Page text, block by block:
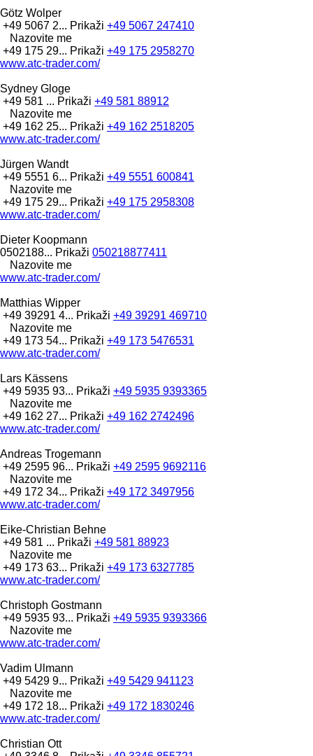
Götz Wolper
+49 5067 2... Prikaži +49 5067 247410
Nazovite me
+49 175 29... Prikaži +49 175 2958270
www.atc-trader.com/
Sydney Gloge
+49 581 ... Prikaži +49 581 88912
Nazovite me
+49 162 25... Prikaži +49 162 2518205
www.atc-trader.com/
Jürgen Wandt
+49 5551 6... Prikaži +49 5551 600841
Nazovite me
+49 175 29... Prikaži +49 175 2958308
www.atc-trader.com/
Dieter Koopmann
0502188... Prikaži 050218877411
Nazovite me
www.atc-trader.com/
Matthias Wipper
+49 39291 4... Prikaži +49 39291 469710
Nazovite me
+49 173 54... Prikaži +49 173 5476531
www.atc-trader.com/
Lars Kässens
+49 5935 93... Prikaži +49 5935 9393365
Nazovite me
+49 162 27... Prikaži +49 162 2742496
www.atc-trader.com/
Andreas Trogemann
+49 2595 96... Prikaži +49 2595 9692116
Nazovite me
+49 172 34... Prikaži +49 172 3497956
www.atc-trader.com/
Eike-Christian Behne
+49 581 ... Prikaži +49 581 88923
Nazovite me
+49 173 63... Prikaži +49 173 6327785
www.atc-trader.com/
Christoph Gostmann
+49 5935 93... Prikaži +49 5935 9393366
Nazovite me
www.atc-trader.com/
Vadim Ulmann
+49 5429 9... Prikaži +49 5429 941123
Nazovite me
+49 172 18... Prikaži +49 172 1830246
www.atc-trader.com/
Christian Ott